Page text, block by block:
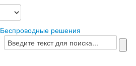
Беспроводные решения